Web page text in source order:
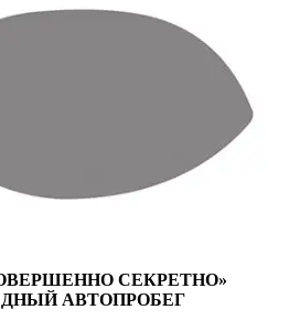
СЕКРЕТНО»
АВТОПРОБЕГ